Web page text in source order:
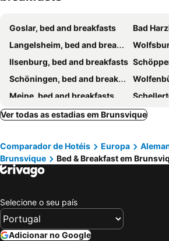
Goslar, bed and breakfasts
Bad
Langelsheim, bed and breakfasts
Ilsenburg, bed and breakfasts
Schöningen, bed and breakfasts
Meine, bed and breakfasts
Laatzen, bed and breakfasts
Edemissen, bed and breakfasts
Ver todas as estadias em Brunsvique
Comparador de Hotéis Europa
Brunsvique
Bed & Breakfast em
Selecione o seu país
Adicionar no Google